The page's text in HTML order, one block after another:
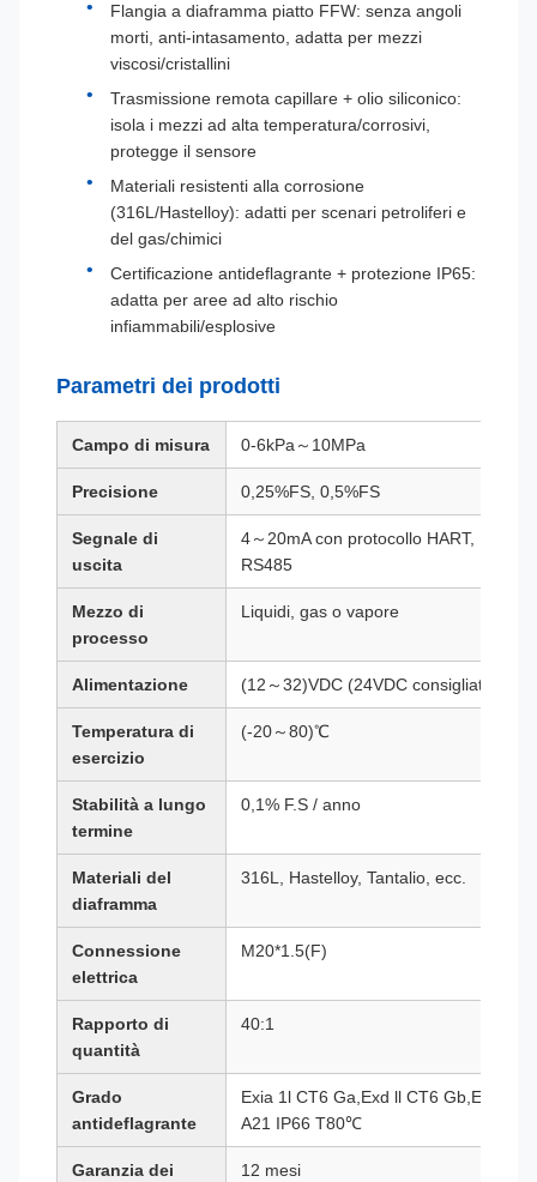
Flangia a diaframma piatto FFW: senza angoli
morti, anti-intasamento, adatta per mezzi
viscosi/cristallini
Trasmissione remota capillare + olio siliconico:
isola i mezzi ad alta temperatura/corrosivi,
protegge il sensore
Materiali resistenti alla corrosione
(316L/Hastelloy): adatti per scenari petroliferi e
del gas/chimici
Certificazione antideflagrante + protezione IP65:
adatta per aree ad alto rischio
infiammabili/esplosive
Parametri dei prodotti
Campo di misura 0-6kPa～10MPa
Precisione 0,25%FS, 0,5%FS
Segnale di
uscita
4～20mA con protocollo HART,
RS485
Mezzo di
processo
Liquidi, gas o vapore
Alimentazione (12～32)VDC (24VDC consigliato)
Temperatura di
esercizio
(-20～80)℃
Stabilità a lungo
termine
0,1% F.S / anno
Materiali del
diaframma
316L, Hastelloy, Tantalio, ecc.
Connessione
elettrica
M20*1.5(F)
Rapporto di
quantità
40:1
Grado
antideflagrante
Exia 1l CT6 Ga,Exd ll CT6 Gb,ExtD
A21 IP66 T80℃
Garanzia dei
12 mesi